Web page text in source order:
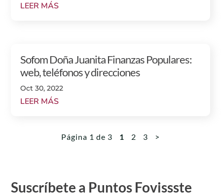
LEER MÁS
Sofom Doña Juanita Finanzas Populares:
web, teléfonos y direcciones
Oct 30, 2022
LEER MÁS
Página 1 de 3 1 2 3 >
Suscríbete a Puntos Fovissste